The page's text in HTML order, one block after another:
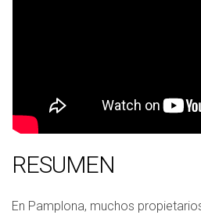
RESUMEN
En Pamplona, muchos